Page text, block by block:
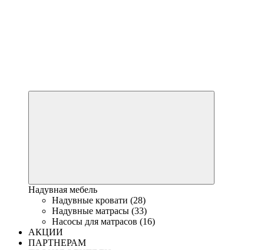
Надувная мебель
Надувные кровати (28)
Надувные матрасы (33)
Насосы для матрасов (16)
АКЦИИ
ПАРТНЕРАМ